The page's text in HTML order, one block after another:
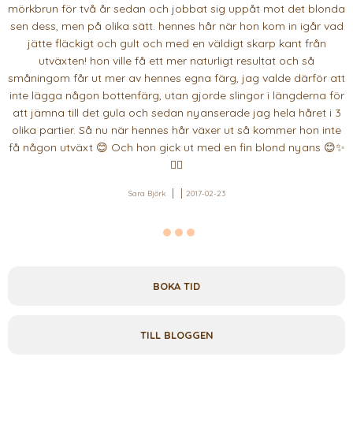
mörkbrun för två år sedan och jobbat sig uppåt mot det blonda
sen dess, men på olika sätt. hennes hår när hon kom in igår vad
jätte fläckigt och gult och med en väldigt skarp kant från
utväxten! hon ville få ett mer naturligt resultat och så
småningom får ut mer av hennes egna färg, jag valde därför att
inte lägga någon bottenfärg, utan gjorde slingor i längderna för
att jämna till det gula och sedan nyanserade jag hela håret i 3
olika partier. Så nu när hennes hår växer ut så kommer hon inte
få någon utväxt 😊 Och hon gick ut med en fin blond nyans 😊✨
👌🏻
Sara Björk 2017-02-23
BOKA TID
TILL BLOGGEN